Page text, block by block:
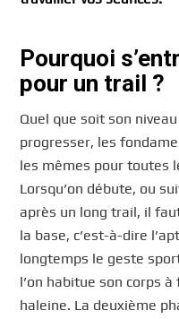
Pourquoi
pour un trail ?
Quel que soit son
progresser, les
les mêmes pour toutes
Lorsqu’on débute, ou
après un long trail, il
la base, c’est-à-dire
longtemps le geste
l’on habitue son corps
haleine. La deuxième